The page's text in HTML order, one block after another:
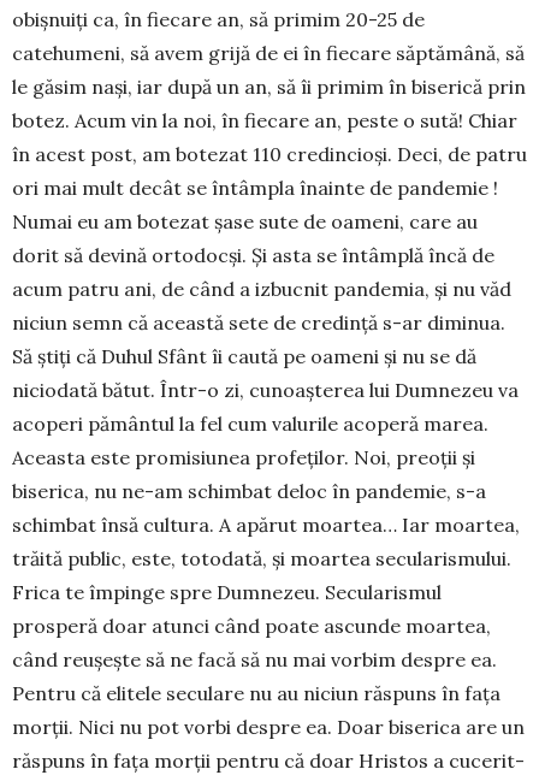
obișnuiți ca, în fiecare an, să primim 20-25 de
catehumeni, să avem grijă de ei în fiecare săptămână, să
le găsim nași, iar după un an, să îi primim în biserică prin
botez. Acum vin la noi, în fiecare an, peste o sută! Chiar
în acest post, am botezat 110 credincioși. Deci, de patru
ori mai mult decât se întâmpla înainte de pandemie !
Numai eu am botezat șase sute de oameni, care au
dorit să devină ortodocși. Și asta se întâmplă încă de
acum patru ani, de când a izbucnit pandemia, și nu văd
niciun semn că această sete de credință s-ar diminua.
Să știți că Duhul Sfânt îi caută pe oameni și nu se dă
niciodată bătut. Într-o zi, cunoașterea lui Dumnezeu va
acoperi pământul la fel cum valurile acoperă marea.
Aceasta este promisiunea profeților. Noi, preoții și
biserica, nu ne-am schimbat deloc în pandemie, s-a
schimbat însă cultura. A apărut moartea… Iar moartea,
trăită public, este, totodată, și moartea secularismului.
Frica te împinge spre Dumnezeu. Secularismul
prosperă doar atunci când poate ascunde moartea,
când reușește să ne facă să nu mai vorbim despre ea.
Pentru că elitele seculare nu au niciun răspuns în fața
morții. Nici nu pot vorbi despre ea. Doar biserica are un
răspuns în fața morții pentru că doar Hristos a cucerit-